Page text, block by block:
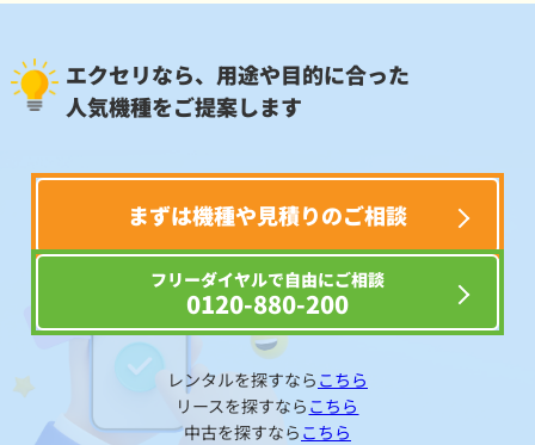
エクセリなら、用途や目的に合った
人気機種をご提案します
まずは機種や見積りのご相談
フリーダイヤルで自由にご相談
0120-880-200
レンタルを探すなら こちら
リースを探すなら こちら
中古を探すなら こちら